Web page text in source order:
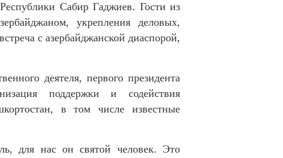
Сабир Гаджиев. Гости из
укрепления деловых,
с азербайджанской диаспорой,
деятеля, первого президента
поддержки и содействия
в том числе известные
для нас он святой человек. Это